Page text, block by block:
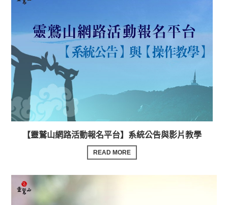
【靈鷲山網路活動報名平台】系統公告與影片教學
READ MORE